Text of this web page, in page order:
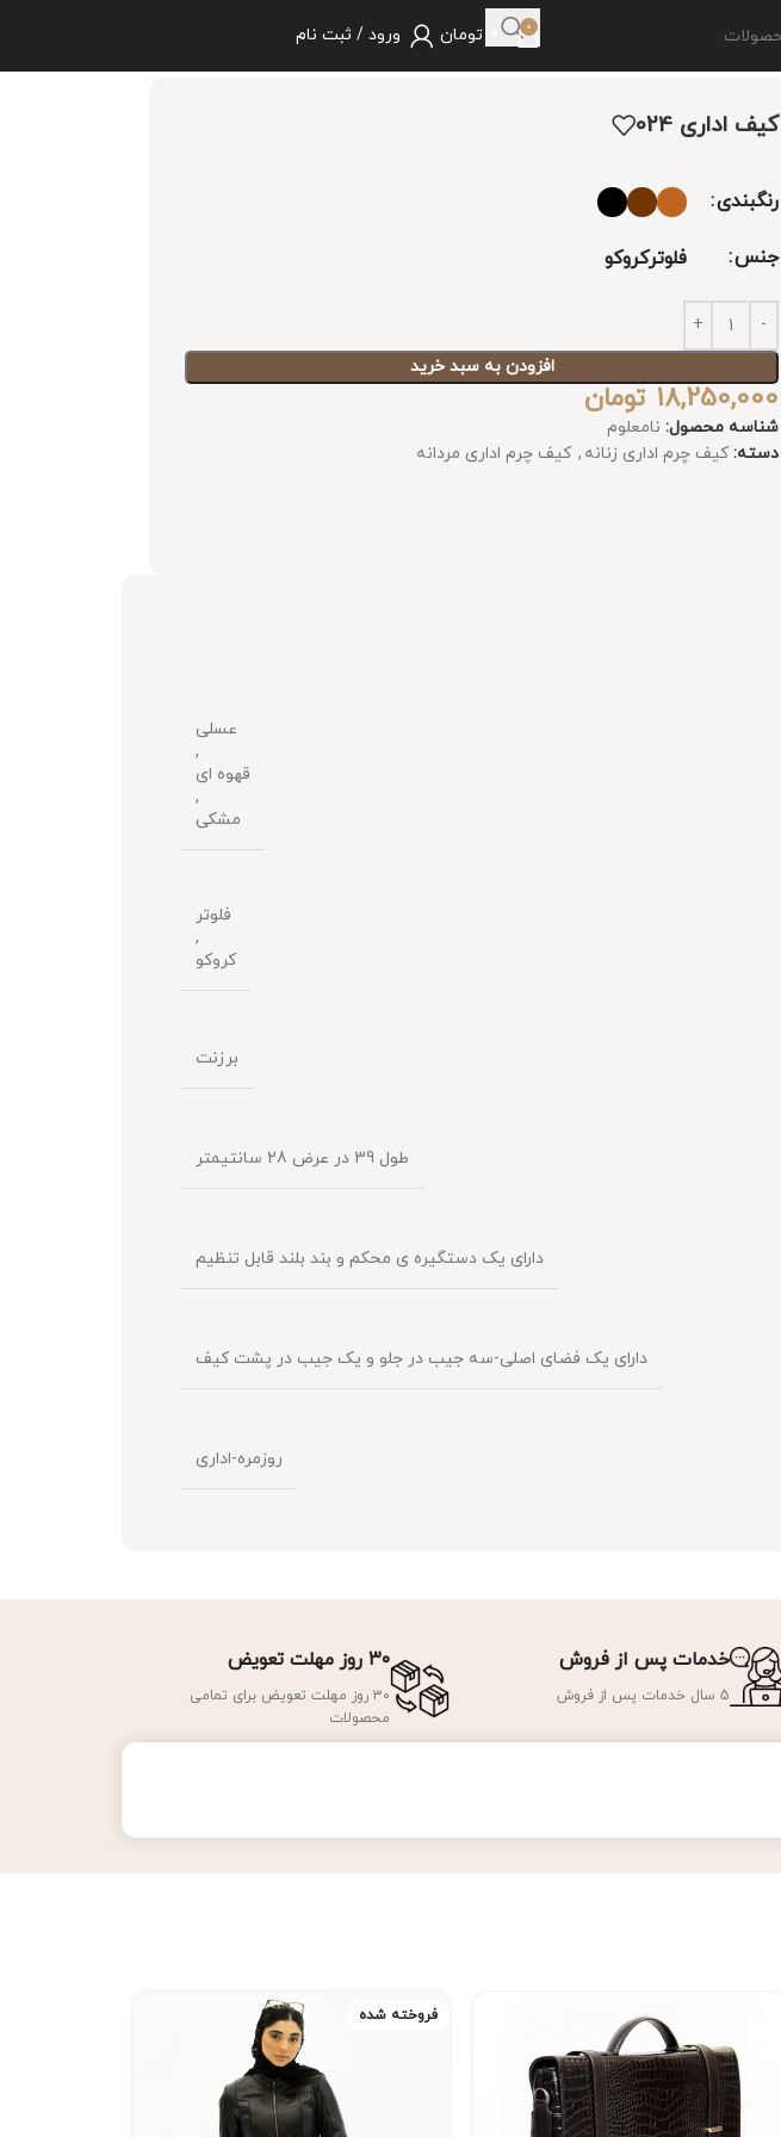
0 تومان ورود / ثبت نام
کیف اداری 024
رنگبندی
جنس فلوترکروکو
افزودن به سبد خرید
18,250,000 تومان
شناسه محصول: نامعلوم
دسته: کیف چرم اداری زنانه , کیف چرم اداری مردانه
عسلی
,
قهوه ای
,
مشکی
فلوتر
,
کروکو
برزنت
طول 39 در عرض 28 سانتیمتر
دارای یک دستگیره ی محکم و بند بلند قابل تنظیم
دارای یک فضای اصلی-سه جیب در جلو و یک جیب در پشت کیف
روزمره-اداری
خدمات پس از فروش
5 سال خدمات پس از فروش
۳۰ روز مهلت تعویض
۳۰ روز مهلت تعویض برای تمامی
محصولات
فروخته شده